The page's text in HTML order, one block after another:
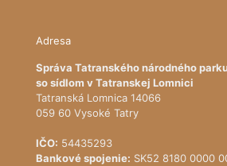
Adresa
Správa Tatranského národného
so sídlom v Tatranskej Lomnici
Tatranská Lomnica 14066
059 60 Vysoké Tatry
IČO: 54435293
Bankové spojenie: SK52 8180 0000